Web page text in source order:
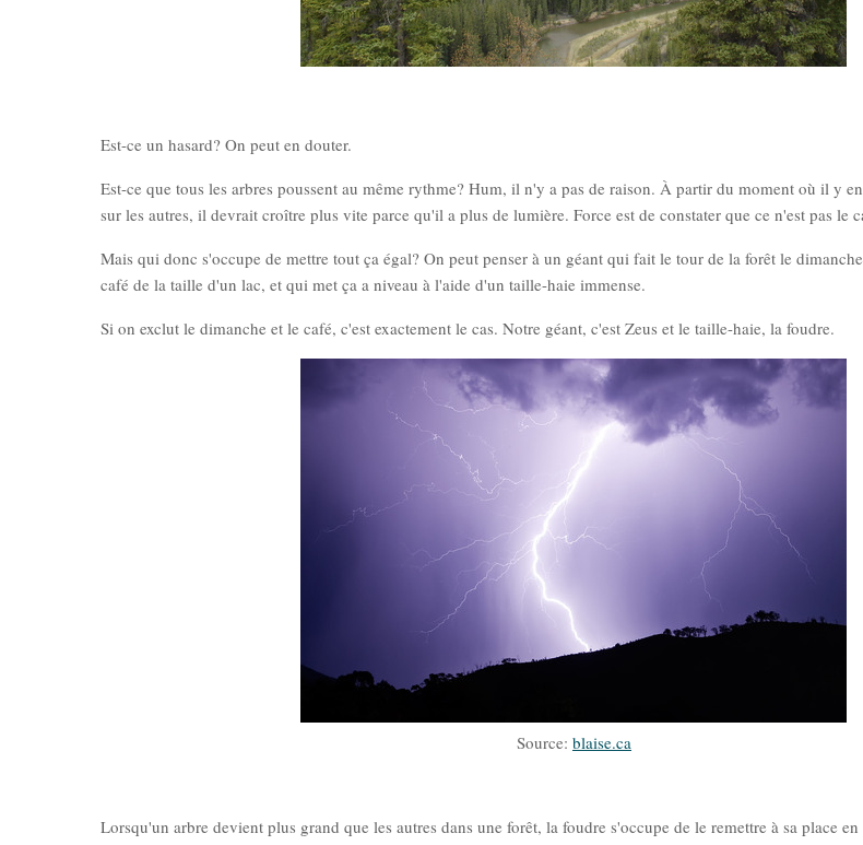
Est-ce un hasard? On peut en douter.
Est-ce que tous les arbres poussent au même rythme? Hum, il n'y a pas de raison. À partir du moment où il y
sur les autres, il devrait croître plus vite parce qu'il a plus de lumière. Force est de constater que ce n'est pas le
Mais qui donc s'occupe de mettre tout ça égal? On peut penser à un géant qui fait le tour de la forêt le
café de la taille d'un lac, et qui met ça a niveau à l'aide d'un taille-haie immense.
Si on exclut le dimanche et le café, c'est exactement le cas. Notre géant, c'est Zeus et le taille-haie, la foudre.
Source: blaise.ca
Lorsqu'un arbre devient plus grand que les autres dans une forêt, la foudre s'occupe de le remettre à sa place en